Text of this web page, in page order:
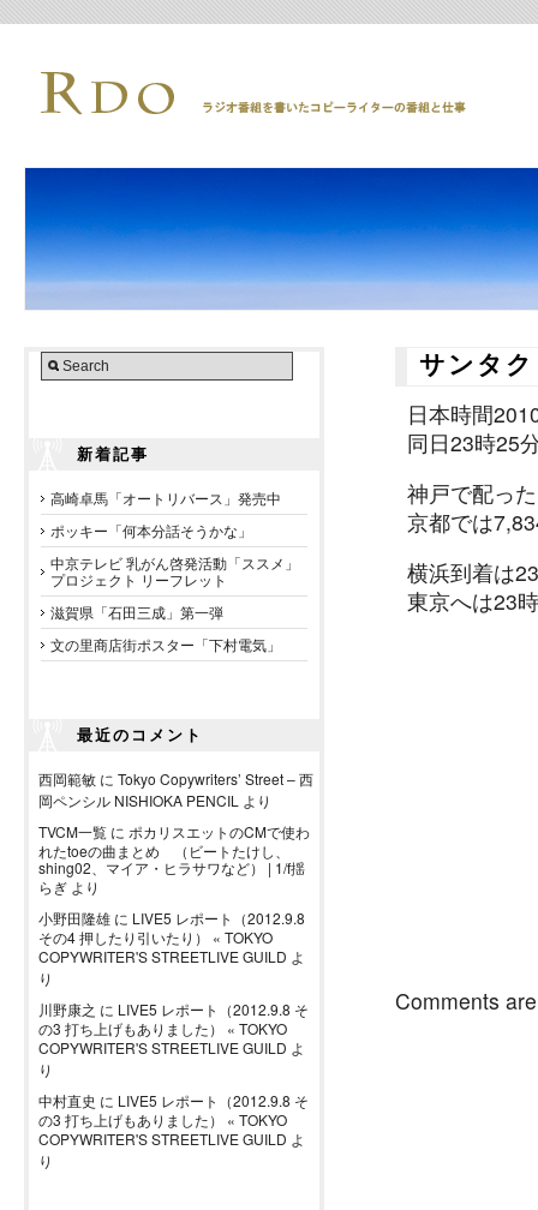
新着記事
高崎卓馬「オートリバース」発売中
ポッキー「何本分話そうかな」
中京テレビ 乳がん啓発活動「ススメ」
プロジェクト リーフレット
滋賀県「石田三成」第一弾
文の里商店街ポスター「下村電気」
最近のコメント
西岡範敏 に Tokyo Copywriters’ Street – 西
岡ペンシル NISHIOKA PENCIL より
TVCM一覧 に ポカリスエットのCMで使わ
れたtoeの曲まとめ （ビートたけし、
shing02、マイア・ヒラサワなど） | 1/f揺
らぎ より
小野田隆雄 に LIVE5 レポート（2012.9.8
その4 押したり引いたり） « TOKYO
COPYWRITER'S STREETLIVE GUILD よ
り
川野康之 に LIVE5 レポート（2012.9.8 そ
の3 打ち上げもありました） « TOKYO
COPYWRITER'S STREETLIVE GUILD よ
り
中村直史 に LIVE5 レポート（2012.9.8 そ
の3 打ち上げもありました） « TOKYO
COPYWRITER'S STREETLIVE GUILD よ
り
サンタ
日本時間
同日23時25
神戸で配っ
京都では
横浜到着は
東京へは23
Comments